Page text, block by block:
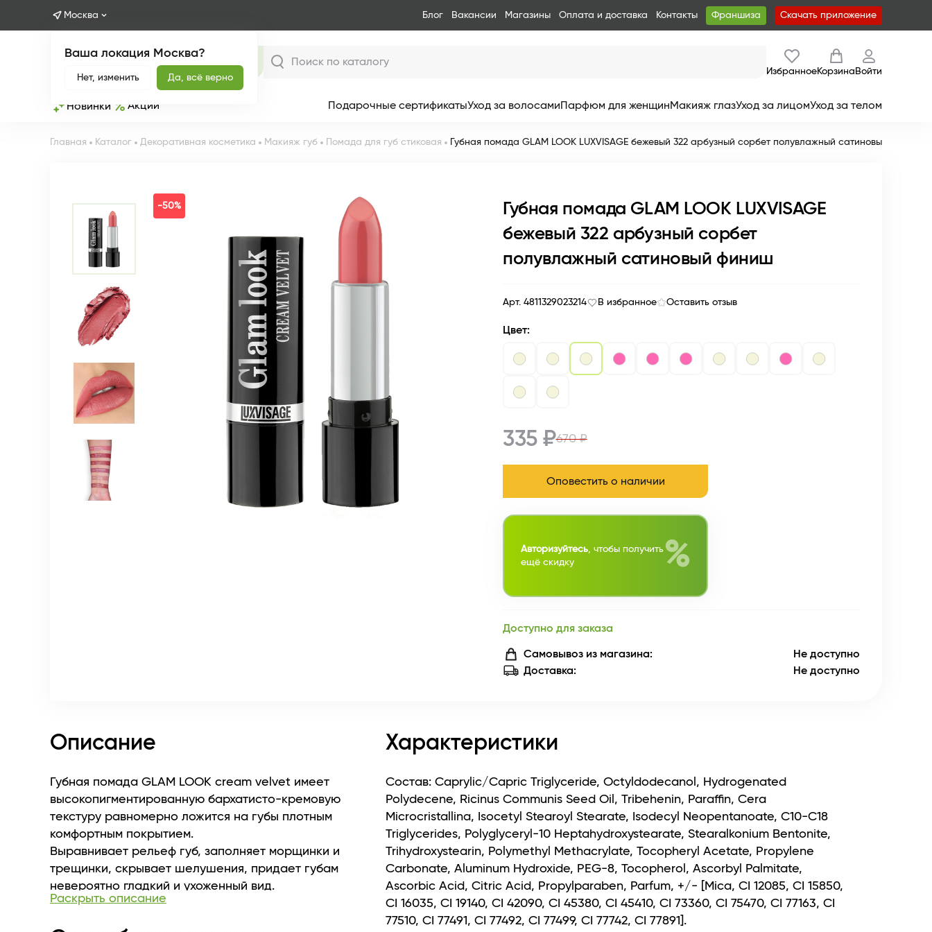
Москва Блог Вакансии Магазины Оплата и доставка Контакты Франшиза Скачать приложение
Ваша локация Москва?
Нет, изменить Да, всё верно
ИзбранноеКорзина Войти
Новинки Акции Подарочные сертификатыУход за волосамиПарфюм для женщинМакияж глазУход за лицомУход за телом
Главная Каталог Декоративная косметика Макияж губ Помада для губ стиковая Губная помада GLAM LOOK LUXVISAGE бежевый 322 арбузный сорбет полувлажный сатиновый финиш
-50%
Губная помада GLAM LOOK LUXVISAGE
бежевый 322 арбузный сорбет
полувлажный сатиновый финиш
Арт. 4811329023214 В избранное Оставить отзыв
Цвет:
335 ₽670 ₽
Оповестить о наличии
Авторизуйтесь , чтобы получить
ещё скидку
%
Доступно для заказа
Самовывоз из магазина:
Не доступно
Доставка:
Не доступно
Описание
Губная помада GLAM LOOK cream velvet имеет
высокопигментированную бархатисто-кремовую
текстуру равномерно ложится на губы плотным
комфортным покрытием.
Выравнивает рельеф губ, заполняет морщинки и
трещинки, скрывает шелушения, придает губам
невероятно гладкий и ухоженный вид.
Сатиновый финиш, слегка полувлажный, с хорошо
Раскрыть описание
Характеристики
Состав: Caprylic/Capric Triglyceride, Octyldodecanol, Hydrogenated
Polydecene, Ricinus Communis Seed Oil, Tribehenin, Paraffin, Cera
Microcristallina, Isocetyl Stearoyl Stearate, Isodecyl Neopentanoate, С10-С18
Triglycerides, Polyglyceryl-10 Heptahydroxystearate, Stearalkonium Bentonite,
Trihydroxystearin, Polymethyl Methacrylate, Tocopheryl Acetate, Propylene
Carbonate, Aluminum Hydroxide, PEG-8, Tocopherol, Ascorbyl Palmitate,
Ascorbic Acid, Citric Acid, Propylparaben, Parfum, +/- [Mica, CI 12085, CI 15850,
CI 16035, CI 19140, CI 42090, CI 45380, CI 45410, CI 73360, CI 75470, CI 77163, CI
77510, CI 77491, CI 77492, CI 77499, CI 77742, CI 77891].